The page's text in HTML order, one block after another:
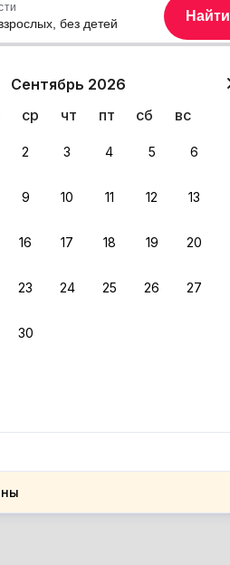
Сентябрь 2026
ср чт пт сб вс
2 3 4 5 6
9 10 11 12 13
16 17 18 19 20
23 24 25 26 27
30
без детей Найти